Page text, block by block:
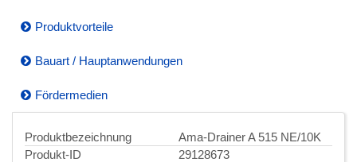
Produktvorteile
Bauart / Hauptanwendungen
Fördermedien
Produktbezeichnung
Ama-Drainer A 515 NE/10K
Produkt-ID
29128673